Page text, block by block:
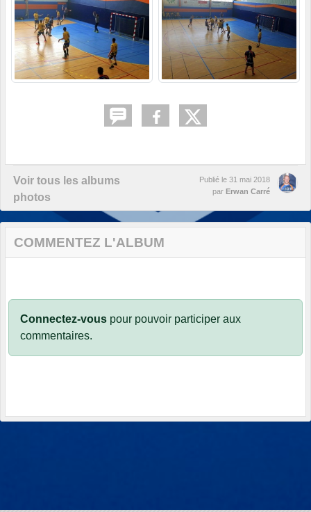
Voir tous les albums
photos
Publié le 31 mai 2018
par Erwan Carré
COMMENTEZ L'ALBUM
Connectez-vous pour pouvoir participer aux
commentaires.